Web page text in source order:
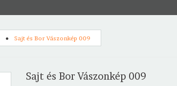
Sajt és Bor Vászonkép 009
Sajt és Bor Vászonkép 009